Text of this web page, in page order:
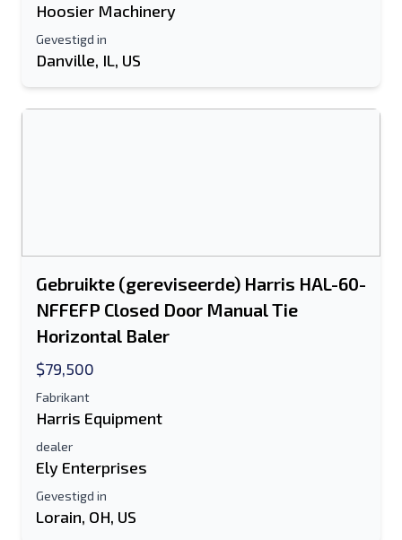
Voor-en achternaam
E-mailadres
Mobiel
Hoosier Machinery
Gevestigd in
Danville, IL, US
Gebruikte (gereviseerde) Harris HAL-60-
NFFEFP Closed Door Manual Tie
Horizontal Baler
$79,500
Fabrikant
Harris Equipment
dealer
Ely Enterprises
Gevestigd in
Lorain, OH, US
Stuur naar een vriend
Sms-lijst naar mobiel apparaat
Je volledige naam
Extra informatie